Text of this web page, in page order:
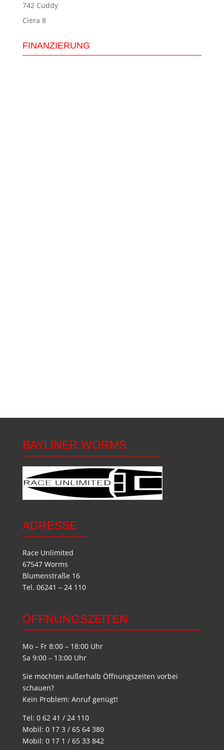
742 Cuddy
Ciera 8
FINANZIERUNG
BAYLINER WORMS
ADRESSE
Race Unlimited
67547 Worms
Blumenstraße 16
Tel. 06241 – 24 110
ÖFFNUNGSZEITEN
Mo – Fr 8:00 – 18:00 Uhr
Sa 9:00 – 13:00 Uhr
Sie möchten außerhalb Öffnungszeiten vorbei
schauen?
Kein Problem: Anruf genügt!
Tel: 0 62 41 / 24 110
Mobil: 0 17 3 / 65 64 380
Mobil: 0 17 1 / 65 33 842